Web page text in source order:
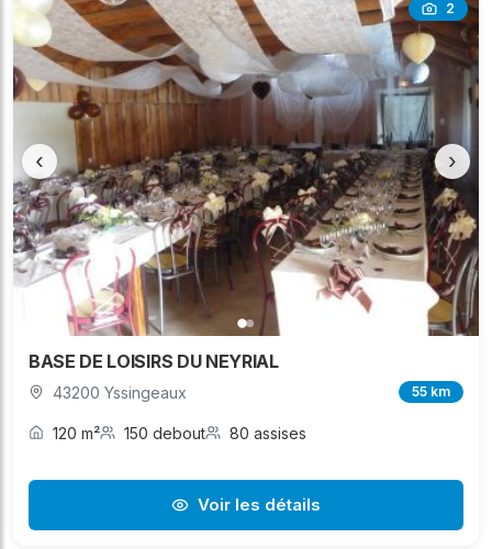
2
‹ ›
BASE DE LOISIRS DU NEYRIAL
43200 Yssingeaux 55 km
120 m² 150 debout 80 assises
Voir les détails